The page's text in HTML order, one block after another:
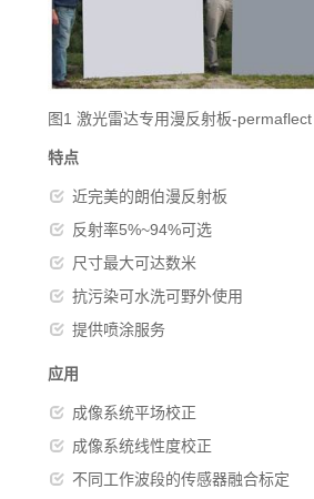
图1 激光雷达专用漫反射板-permaflect
特点
近完美的朗伯漫反射板
反射率5%~94%可选
尺寸最大可达数米
抗污染可水洗可野外使用
提供喷涂服务
应用
成像系统平场校正
成像系统线性度校正
不同工作波段的传感器融合标定